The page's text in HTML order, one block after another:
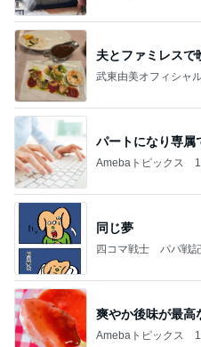
夫とファミレスで
武東由美オフィシャ
パートになり専属
Amebaトピックス
同じ夢
四コマ戦士 パパ戦
爽やか後味が最高
Amebaトピックス